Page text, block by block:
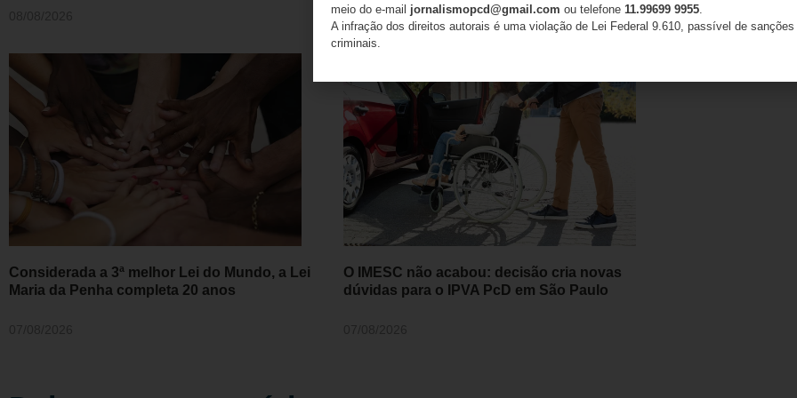
Considerada a 3ª melhor Lei do Mundo, a Lei
Maria da Penha completa 20 anos
O IMESC não acabou: decisão cria novas
dúvidas para o IPVA PcD em São Paulo
meio do e-mail jornalismopcd@gmail.com ou telefone 11.99699 9955.
A infração dos direitos autorais é uma violação de Lei Federal 9.610, passível de
criminais.